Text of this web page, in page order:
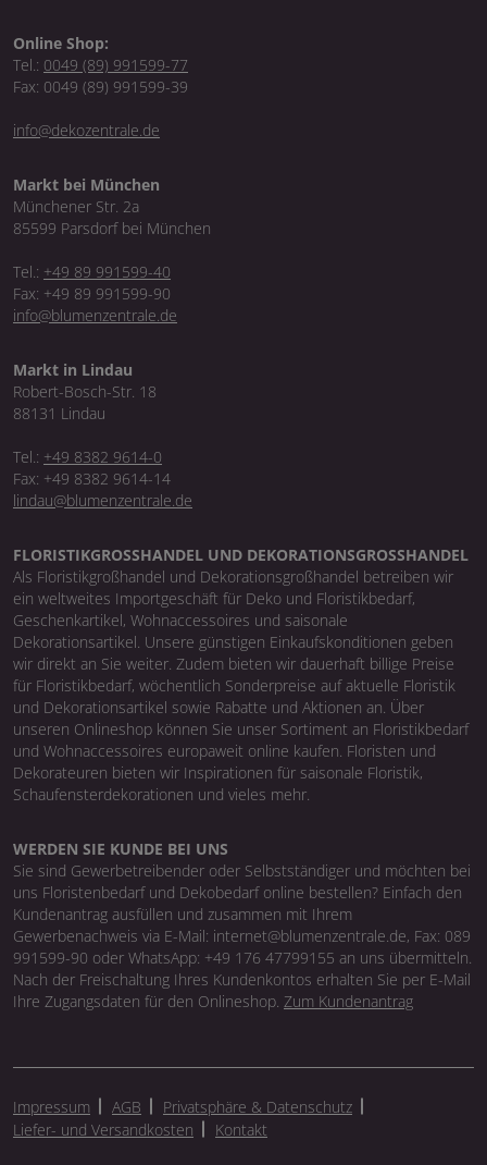
Online Shop:
Tel.: 0049 (89) 991599-77
Fax: 0049 (89) 991599-39
info@dekozentrale.de
Markt bei München
Münchener Str. 2a
85599 Parsdorf bei München
Tel.: +49 89 991599-40
Fax: +49 89 991599-90
info@blumenzentrale.de
Markt in Lindau
Robert-Bosch-Str. 18
88131 Lindau
Tel.: +49 8382 9614-0
Fax: +49 8382 9614-14
lindau@blumenzentrale.de
FLORISTIKGROSSHANDEL UND DEKORATIONSGROSSHANDEL
Als Floristikgroßhandel und Dekorationsgroßhandel betreiben wir
ein weltweites Importgeschäft für Deko und Floristikbedarf,
Geschenkartikel, Wohnaccessoires und saisonale
Dekorationsartikel. Unsere günstigen Einkaufskonditionen geben
wir direkt an Sie weiter. Zudem bieten wir dauerhaft billige Preise
für Floristikbedarf, wöchentlich Sonderpreise auf aktuelle Floristik
und Dekorationsartikel sowie Rabatte und Aktionen an. Über
unseren Onlineshop können Sie unser Sortiment an Floristikbedarf
und Wohnaccessoires europaweit online kaufen. Floristen und
Dekorateuren bieten wir Inspirationen für saisonale Floristik,
Schaufensterdekorationen und vieles mehr.
WERDEN SIE KUNDE BEI UNS
Sie sind Gewerbetreibender oder Selbstständiger und möchten bei
uns Floristenbedarf und Dekobedarf online bestellen? Einfach den
Kundenantrag ausfüllen und zusammen mit Ihrem
Gewerbenachweis via E-Mail: internet@blumenzentrale.de, Fax: 089
991599-90 oder WhatsApp: +49 176 47799155 an uns übermitteln.
Nach der Freischaltung Ihres Kundenkontos erhalten Sie per E-Mail
Ihre Zugangsdaten für den Onlineshop. Zum Kundenantrag
Impressum AGB
Privatsphäre & Datenschutz
Liefer- und Versandkosten
Kontakt